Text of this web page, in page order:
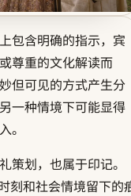
包含明确的指示，宾
尊重的文化解读而
但可见的方式产生分
一种情境下可能显得
。
策划，也属于印记。
刻和社会情境留下的